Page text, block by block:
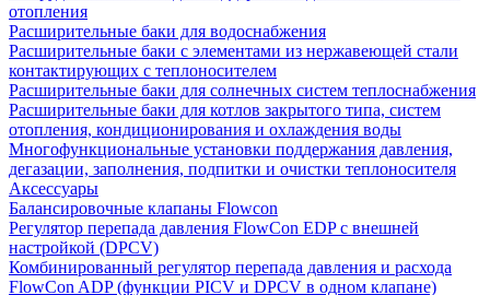
отопления
Расширительные баки для водоснабжения
Расширительные баки с элементами из нержавеющей стали
контактирующих с теплоносителем
Расширительные баки для солнечных систем теплоснабжения
Расширительные баки для котлов закрытого типа, систем
отопления, кондиционирования и охлаждения воды
Многофункциональные установки поддержания давления,
дегазации, заполнения, подпитки и очистки теплоносителя
Аксессуары
Балансировочные клапаны Flowcon
Регулятор перепада давления FlowСon EDP с внешней
настройкой (DPCV)
Комбинированный регулятор перепада давления и расхода
FlowСon ADP (функции PICV и DPCV в одном клапане)